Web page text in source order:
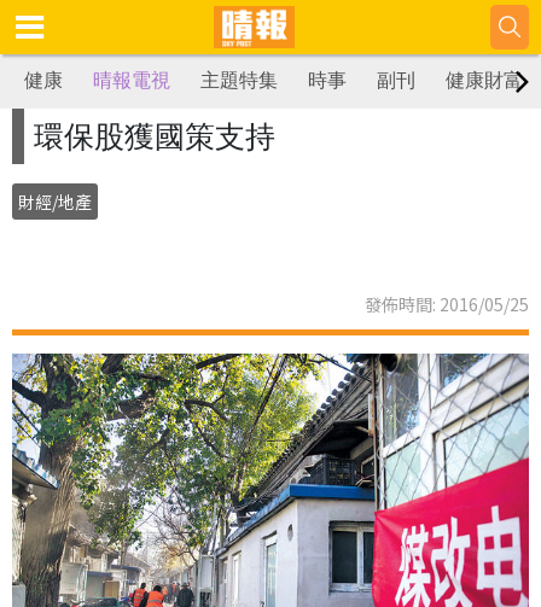
健康 晴報電視 主題特集 時事 副刊 健康財富
環保股獲國策支持
財經/地產
發佈時間: 2016/05/25